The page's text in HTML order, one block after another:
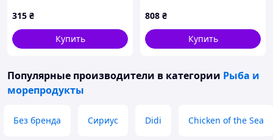
315 ₴
Купить
808 ₴
Купить
Популярные производители в категории Рыба и
морепродукты
Без бренда Сириус Didi Chicken of the Sea